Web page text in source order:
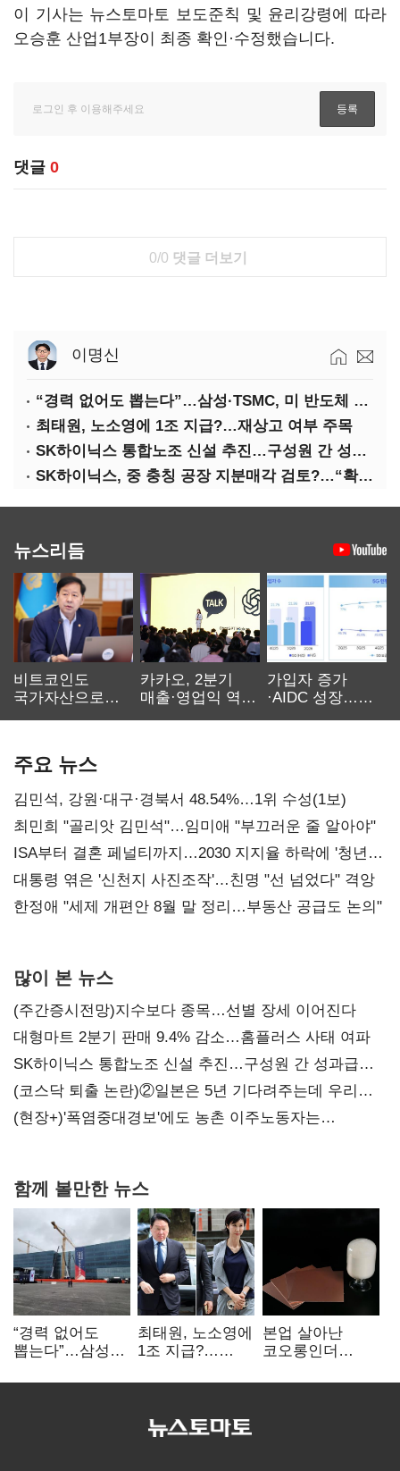
이 기사는 뉴스토마토 보도준칙 및 윤리강령에 따라
오승훈 산업1부장이 최종 확인·수정했습니다.
댓글 0
0/0 댓글 더보기
이명신
“경력 없어도 뽑는다”…삼성·TSMC, 미 반도체 인재 쟁탈전
최태원, 노소영에 1조 지급?…재상고 여부 주목
SK하이닉스 통합노조 신설 추진…구성원 간 성과급 불만 확산
SK하이닉스, 중 충칭 공장 지분매각 검토?…“확정된 바 없어”
뉴스리듬
비트코인도
국가자산으로…'
카카오, 2분기
매출·영업익 역대
가입자 증가
·AIDC 성장…
주요 뉴스
김민석, 강원·대구·경북서 48.54%…1위 수성(1보)
최민희 "골리앗 김민석"…임미애 "부끄러운 줄 알아야"
ISA부터 결혼 페널티까지…2030 지지율 하락에 '청년
챙기기'
대통령 엮은 '신천지 사진조작'…친명 "선 넘었다" 격앙
한정애 "세제 개편안 8월 말 정리…부동산 공급도 논의"
많이 본 뉴스
(주간증시전망)지수보다 종목…선별 장세 이어진다
대형마트 2분기 판매 9.4% 감소…홈플러스 사태 여파
SK하이닉스 통합노조 신설 추진…구성원 간 성과급
불만 확산
(코스닥 퇴출 논란)②일본은 5년 기다려주는데 우리는
당장 퇴출?…시간만으론 부족한 코스닥 구하기
(현장+)'폭염중대경보'에도 농촌 이주노동자는
함께 볼만한 뉴스
“경력 없어도
뽑는다”…삼성
반도체 인재
최태원, 노소영에
1조 지급?…
본업 살아난
코오롱인더
배터리 소재로